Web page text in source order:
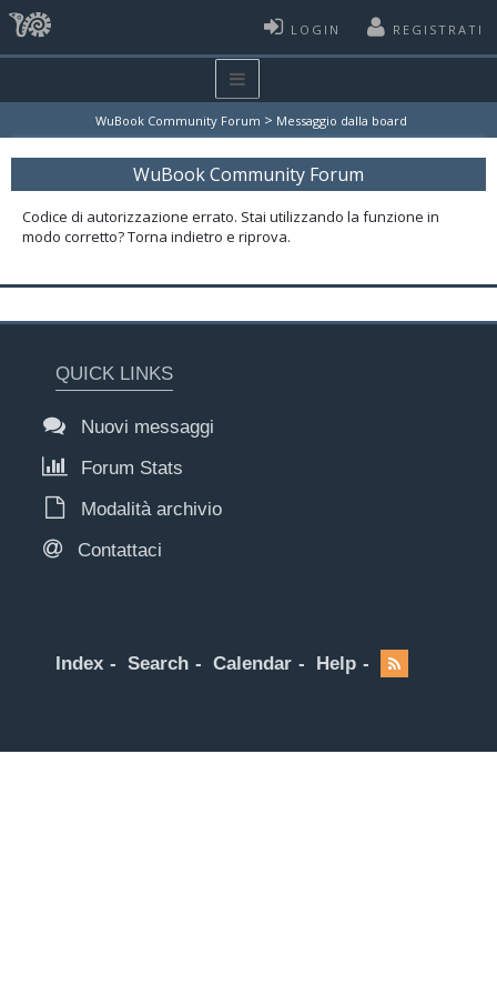
LOGIN REGISTRATI
WuBook Community Forum > Messaggio dalla board
WuBook Community Forum
Codice di autorizzazione errato. Stai utilizzando la funzione in
modo corretto? Torna indietro e riprova.
QUICK LINKS
Nuovi messaggi
Forum Stats
Modalità archivio
Contattaci
Index Search Calendar Help